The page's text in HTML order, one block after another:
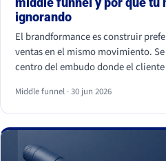
ignorando
El brandformance es construir
ventas en el mismo movimiento.
centro del embudo donde el
invierte en los extremos
vacío, que es justo donde se gana
marca blanca.
Middle funnel · 30 jun 2026